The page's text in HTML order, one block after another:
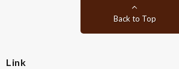
Back to Top
Link